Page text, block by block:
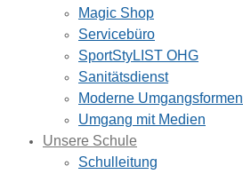
Magic Shop
Servicebüro
SportStyLIST OHG
Sanitätsdienst
Moderne Umgangsformen
Umgang mit Medien
Unsere Schule
Schulleitung